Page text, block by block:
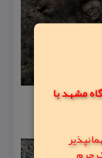
و اقامتگاه مشهد با